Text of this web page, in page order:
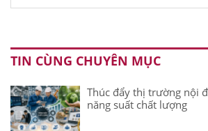
TIN CÙNG CHUYÊN MỤC
Thúc đẩy thị trường nội
năng suất chất lượng